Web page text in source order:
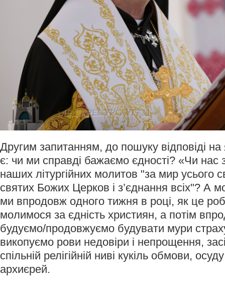
Другим запитанням, до пошуку відповіді
є: чи ми справді бажаємо єдності? «Чи
наших літургійних молитов "за мир усього
святих Божих Церков і з’єднання всіх"? А
ми впродовж одного тижня в році, як це
молимося за єдність християн, а потім
будуємо/продовжуємо будувати мури
викопуємо рови недовіри і непрощення,
спільній релігійній ниві кукіль обмови,
архиєрей.